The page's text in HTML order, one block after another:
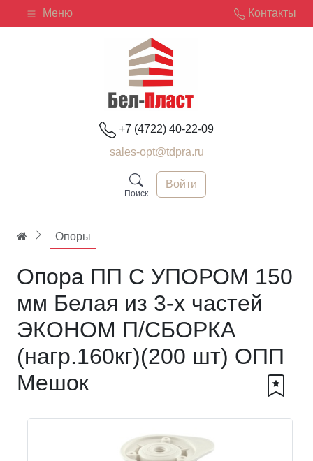
Меню Контакты
+7 (4722) 40-22-09
sales-opt@tdpra.ru
Поиск
Войти
Опоры
Опора ПП С УПОРОМ 150
мм Белая из 3-х частей
ЭКОНОМ П/СБОРКА
(нагр.160кг)(200 шт) ОПП
Мешок